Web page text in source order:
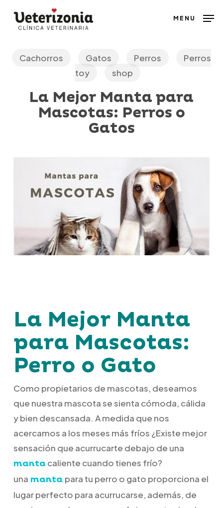
MENU
Cachorros Gatos Perros
Perros
toy
shop
La Mejor Manta para
Mascotas: Perros o
Gatos
La Mejor Manta
para Mascotas:
Perro o Gato
Como propietarios de mascotas, deseamos
que nuestra mascota se sienta cómoda, cálida
y bien descansada. A medida que nos
acercamos a los meses más fríos ¿Existe mejor
sensación que acurrucarte debajo de una
manta caliente cuando tienes frío?
una manta para tu perro o gato proporciona el
lugar perfecto para acurrucarse, además, de